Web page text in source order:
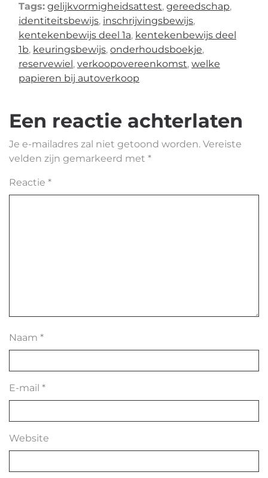
Tags: gelijkvormigheidsattest, gereedschap,
identiteitsbewijs, inschrijvingsbewijs,
kentekenbewijs deel 1a, kentekenbewijs deel
1b, keuringsbewijs, onderhoudsboekje,
reservewiel, verkoopovereenkomst, welke
papieren bij autoverkoop
Een reactie achterlaten
Je e-mailadres zal niet getoond worden. Vereiste
velden zijn gemarkeerd met *
Reactie *
Naam *
E-mail *
Website